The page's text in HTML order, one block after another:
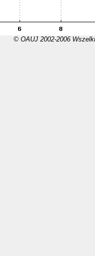
© OAUJ 2002-2006